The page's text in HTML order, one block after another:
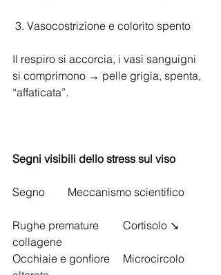
3. Vasocostrizione e colorito spento
Il respiro si accorcia, i vasi sanguigni
si comprimono → pelle grigia, spenta,
“affaticata”.
Segni visibili dello stress sul viso
Segno	Meccanismo scientifico
Rughe premature	Cortisolo ↘
collagene
Occhiaie e gonfiore	Microcircolo